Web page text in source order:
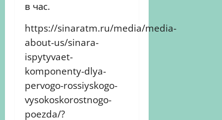
в час.
https://sinaratm.ru/media/media-
about-us/sinara-
ispytyvaet-
komponenty-dlya-
pervogo-rossiyskogo-
vysokoskorostnogo-
poezda/?